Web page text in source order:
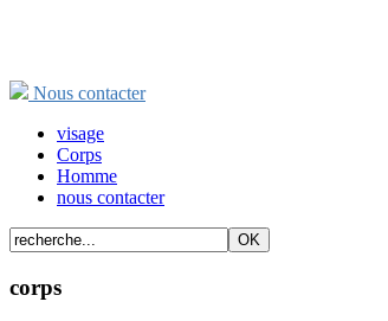
Nous contacter
visage
Corps
Homme
nous contacter
corps